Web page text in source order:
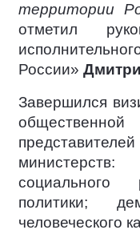
территории
отметил
России»
Завершился
политики;
человеческого